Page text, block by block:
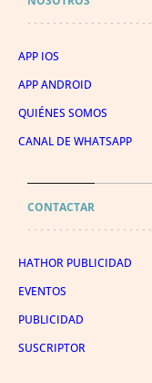
APP IOS
APP ANDROID
QUIÉNES SOMOS
CANAL DE WHATSAPP
CONTACTAR
HATHOR PUBLICIDAD
EVENTOS
PUBLICIDAD
SUSCRIPTOR